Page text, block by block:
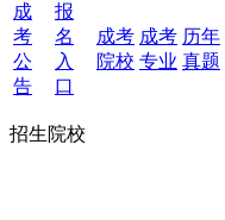
成
考
公
告
报
名
入
口
成考
院校
成考
专业
历年
真题
招生院校